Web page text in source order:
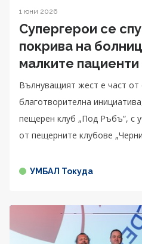
1 юни 2026
Супергерои се
покрива на
малките
Вълнуващият жест е част от
благотворителна
пещерен клуб „Под Ръбъ“, с
от пещерните клубове
УМБАЛ Токуда